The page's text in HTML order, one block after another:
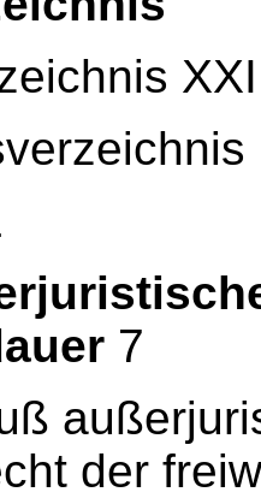
XXI
7
der